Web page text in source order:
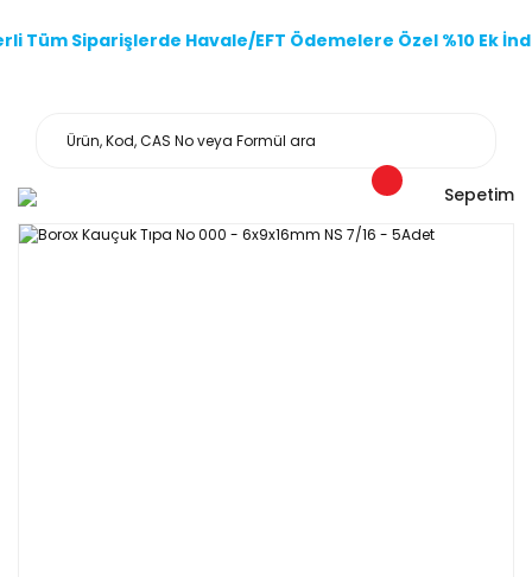
Tüm Siparişlerde Havale/EFT Ödemelere Özel %10 Ek
Sepetim